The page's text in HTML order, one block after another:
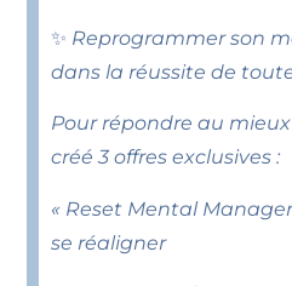
✨ Reprogrammer son
dans la réussite de
Pour répondre au mieux
créé 3 offres exclusives :
« Reset Mental
se réaligner